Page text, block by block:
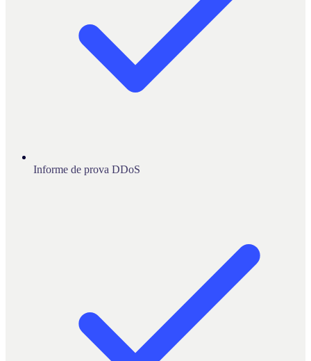
Informe de prova DDoS